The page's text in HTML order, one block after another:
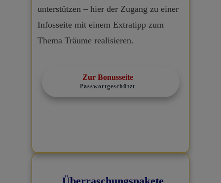
unterstützen – hier der Zugang zu einer
Infosseite mit einem Extratipp zum
Thema Träume realisieren.
Zur Bonusseite
Passwortgeschützt